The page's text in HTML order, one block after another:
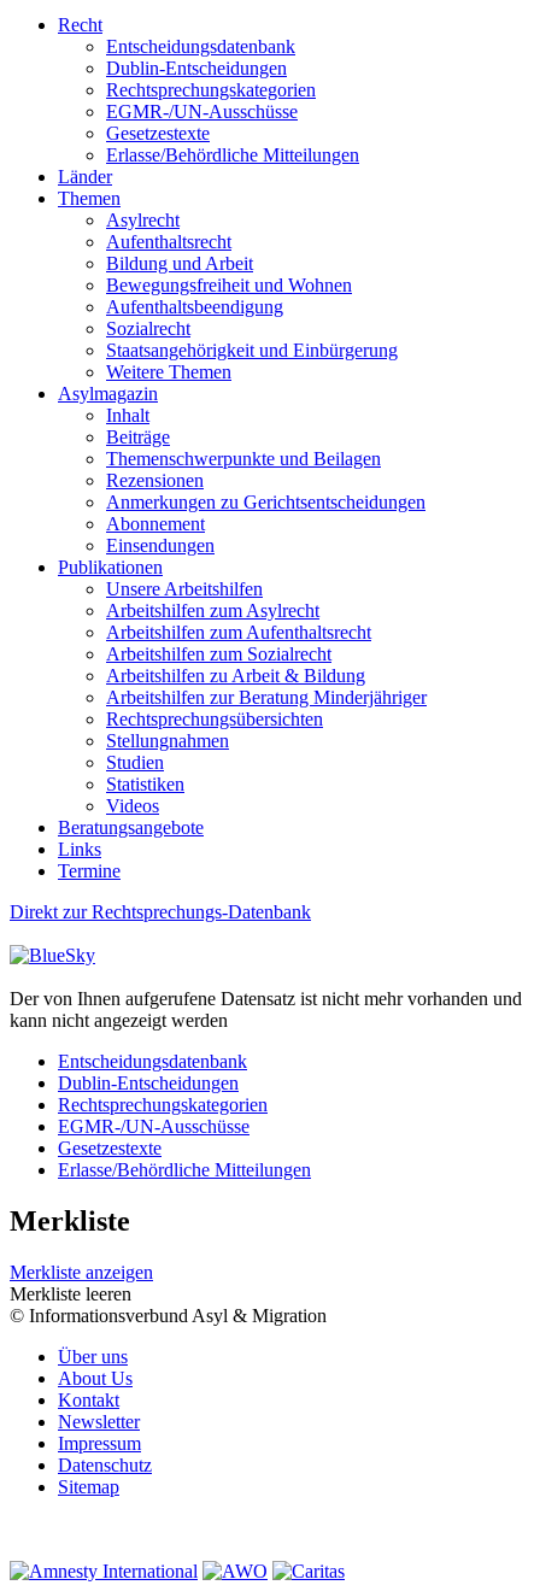
Recht
Entscheidungsdatenbank
Dublin-Entscheidungen
Rechtsprechungskategorien
EGMR-/UN-Ausschüsse
Gesetzestexte
Erlasse/Behördliche Mitteilungen
Länder
Themen
Asylrecht
Aufenthaltsrecht
Bildung und Arbeit
Bewegungsfreiheit und Wohnen
Aufenthaltsbeendigung
Sozialrecht
Staatsangehörigkeit und Einbürgerung
Weitere Themen
Asylmagazin
Inhalt
Beiträge
Themenschwerpunkte und Beilagen
Rezensionen
Anmerkungen zu Gerichtsentscheidungen
Abonnement
Einsendungen
Publikationen
Unsere Arbeitshilfen
Arbeitshilfen zum Asylrecht
Arbeitshilfen zum Aufenthaltsrecht
Arbeitshilfen zum Sozialrecht
Arbeitshilfen zu Arbeit & Bildung
Arbeitshilfen zur Beratung Minderjähriger
Rechtsprechungsübersichten
Stellungnahmen
Studien
Statistiken
Videos
Beratungsangebote
Links
Termine
Direkt zur Rechtsprechungs-Datenbank
Der von Ihnen aufgerufene Datensatz ist nicht mehr vorhanden und
kann nicht angezeigt werden
Entscheidungsdatenbank
Dublin-Entscheidungen
Rechtsprechungskategorien
EGMR-/UN-Ausschüsse
Gesetzestexte
Erlasse/Behördliche Mitteilungen
Merkliste
Merkliste anzeigen
Merkliste leeren
© Informationsverbund Asyl & Migration
Über uns
About Us
Kontakt
Newsletter
Impressum
Datenschutz
Sitemap